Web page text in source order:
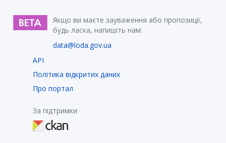
Якщо ви маєте зауваження або пропозиції,
будь ласка, напишіть нам:
data@loda.gov.ua
API
Політика відкритих даних
Про портал
За підтримки